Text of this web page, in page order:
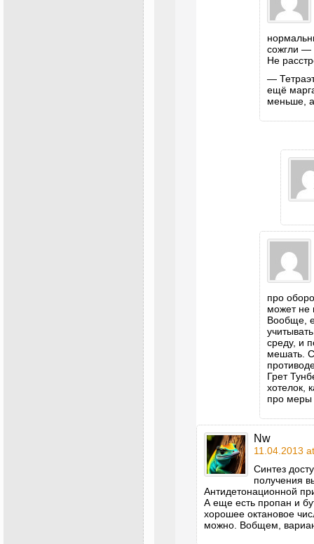
сожгли —
Не
—
ещё
меньше,
про
может не
Вообще,
среду, и
мешать.
Грет
хотелок,
про меры
Nw
11.04.2013
Синтез
получения
Антидетонационной
А еще есть пропан и
хорошее октановое
можно. Вобщем,